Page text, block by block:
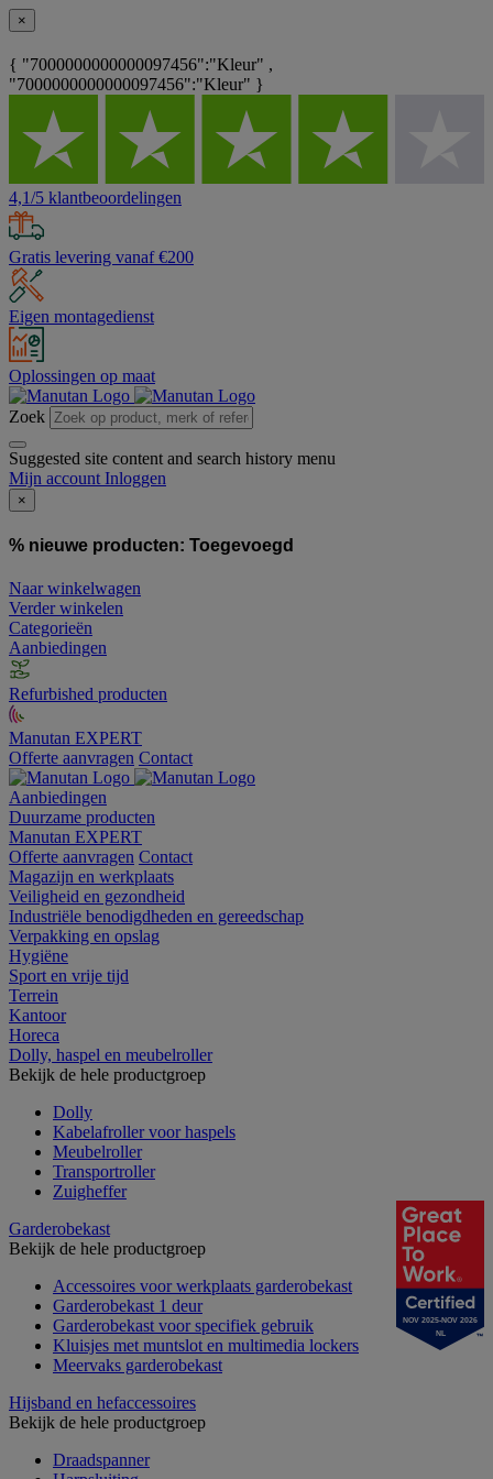
×
{ "7000000000000097456":"Kleur" ,
"7000000000000097456":"Kleur" }
4,1/5 klantbeoordelingen
Gratis levering vanaf €200
Eigen montagedienst
Oplossingen op maat
Zoek
Suggested site content and search history menu
Mijn account Inloggen
×
% nieuwe producten: Toegevoegd
Naar winkelwagen
Verder winkelen
Categorieën
Aanbiedingen
Refurbished producten
Manutan EXPERT
Offerte aanvragen Contact
Aanbiedingen
Duurzame producten
Manutan EXPERT
Offerte aanvragen Contact
Magazijn en werkplaats
Veiligheid en gezondheid
Industriële benodigdheden en gereedschap
Verpakking en opslag
Hygiëne
Sport en vrije tijd
Terrein
Kantoor
Horeca
Dolly, haspel en meubelroller
Bekijk de hele productgroep
Dolly
Kabelafroller voor haspels
Meubelroller
Transportroller
Zuigheffer
Garderobekast
Bekijk de hele productgroep
Accessoires voor werkplaats garderobekast
Garderobekast 1 deur
Garderobekast voor specifiek gebruik
Kluisjes met muntslot en multimedia lockers
Meervaks garderobekast
Hijsband en hefaccessoires
Bekijk de hele productgroep
Draadspanner
NOV 2025-NOV 2026
NL